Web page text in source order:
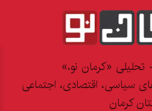
«کرمان نو،»
سیاسی، اقتصادی، اجتماعی
کرمان